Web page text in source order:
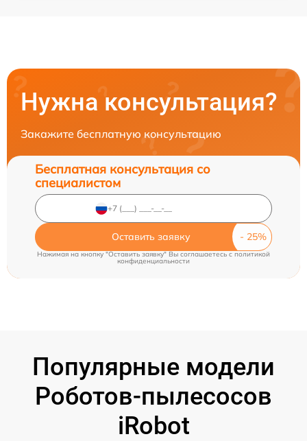
Нужна консультация?
Закажите бесплатную консультацию
Бесплатная консультация со
специалистом
Оставить заявку
Нажимая на кнопку "Оставить заявку" Вы соглашаетесь cполитикой
конфиденциальности
Популярные модели
Роботов-пылесосов
iRobot